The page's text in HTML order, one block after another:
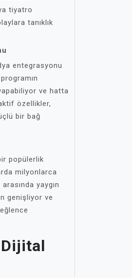
tiyatro
tanıklık
entegrasyonu
ve hatta
özellikler,
bir bağ
popülerlik
milyonlarca
yaygın
genişliyor ve
Dijital